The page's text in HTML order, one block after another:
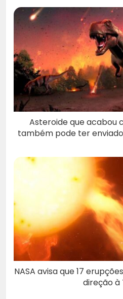
Asteroide que acabou
também pode ter
NASA avisa que 17
direção à